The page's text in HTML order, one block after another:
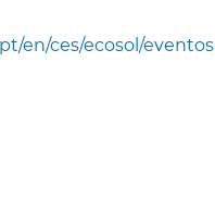
en/ces/ecosol/eventos